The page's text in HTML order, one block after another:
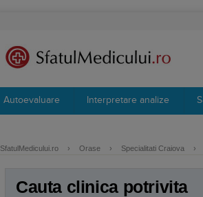
Autoevaluare Interpretare analize
SfatulMedicului.ro › Orase › Specialitati Craiova ›
Cauta clinica potrivita